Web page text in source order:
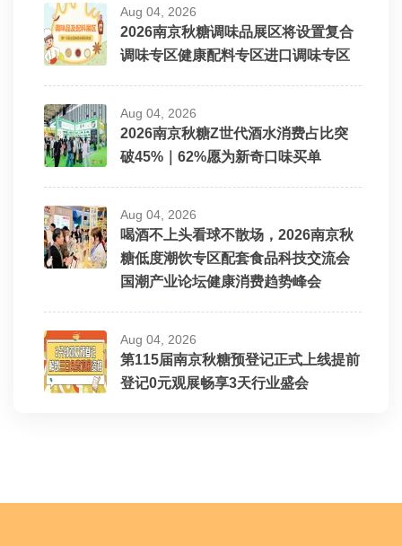
Aug 04, 2026
2026南京秋糖调味品展区将设置复合
调味专区健康配料专区进口调味专区
Aug 04, 2026
2026南京秋糖Z世代酒水消费占比突
破45%｜62%愿为新奇口味买单
Aug 04, 2026
喝酒不上头看球不散场，2026南京秋
糖低度潮饮专区配套食品科技交流会
国潮产业论坛健康消费趋势峰会
Aug 04, 2026
第115届南京秋糖预登记正式上线提前
登记0元观展畅享3天行业盛会